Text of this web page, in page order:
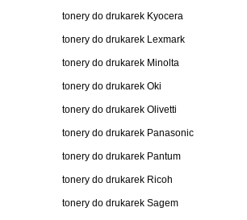
tonery do drukarek Kyocera
tonery do drukarek Lexmark
tonery do drukarek Minolta
tonery do drukarek Oki
tonery do drukarek Olivetti
tonery do drukarek Panasonic
tonery do drukarek Pantum
tonery do drukarek Ricoh
tonery do drukarek Sagem